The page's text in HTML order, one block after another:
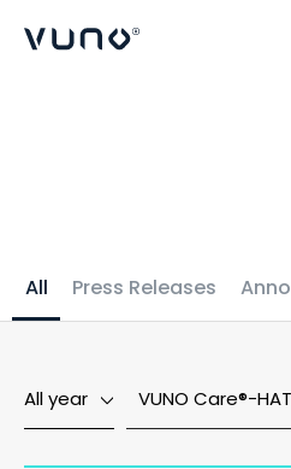
All Press Releases
All year